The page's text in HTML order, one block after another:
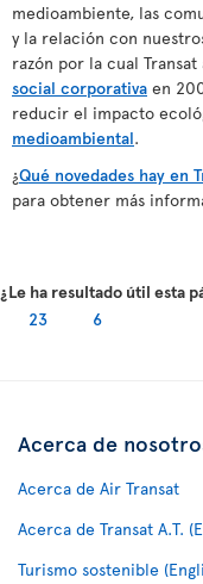
medioambiente, las
y la relación con
razón por la cual
social corporativa en
reducir el impacto
medioambiental.
¿Qué novedades hay en
para obtener más
¿Le ha resultado útil esta
23
6
Acerca de
Acerca de Air Transat
Acerca de Transat A.T.
Turismo sostenible